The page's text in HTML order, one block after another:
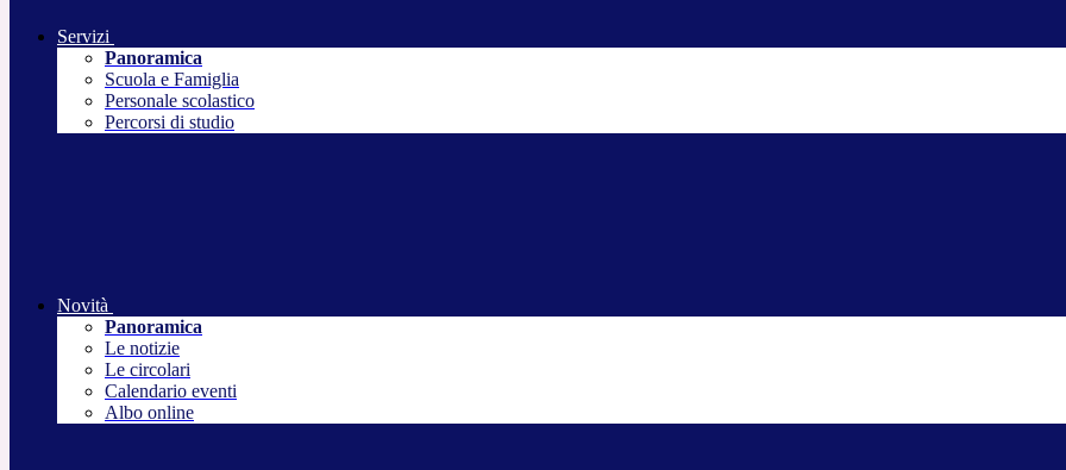
Servizi
Panoramica
Scuola e Famiglia
Personale scolastico
Percorsi di studio
Novità
Panoramica
Le notizie
Le circolari
Calendario eventi
Albo online